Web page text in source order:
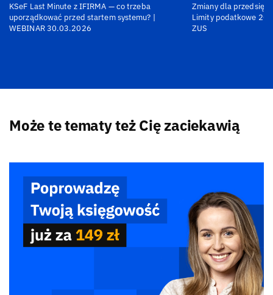
KSeF Last Minute z IFIRMA — co trzeba
uporządkować przed startem systemu? |
WEBINAR 30.03.2026
Zmiany dla
Limity podatkowe
ZUS
Może te tematy też Cię zaciekawią